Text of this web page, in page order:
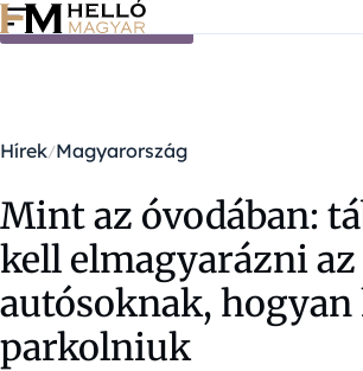
Ugrás a tartalomra
Hírek Magyarország
Mint az óvodában:
kell elmagyarázni az
autósoknak, hogyan
parkolniuk